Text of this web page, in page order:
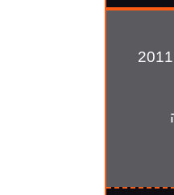
מחשב מנוע פיג'ו 308 2011